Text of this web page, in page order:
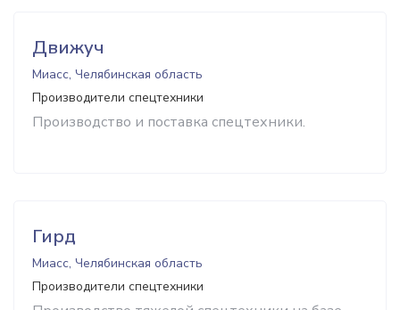
Движуч
Миасс, Челябинская область
Производители спецтехники
Производство и поставка спецтехники.
Гирд
Миасс, Челябинская область
Производители спецтехники